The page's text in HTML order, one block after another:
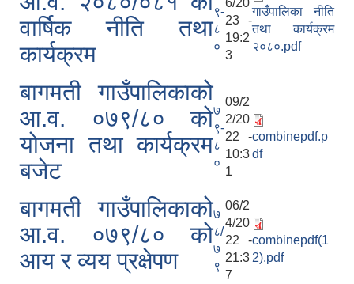
वार्षिक नीति तथा
कार्यक्रम
९-
८
०
23 -
19:2
3
गाउँपालिका नीति
तथा कार्यक्रम
२०८०.pdf
बागमती गाउँपालिकाको
आ.व. ०७९/८० को
योजना तथा कार्यक्रम
बजेट
७
९-
८
०
09/2
2/20
22 -
10:3
1
combinepdf.p
df
बागमती गाउँपालिकाको
आ.व. ०७९/८० को
आय र व्यय प्रक्षेपण
७
८/
७
९
06/2
4/20
22 -
21:3
7
combinepdf(1
2).pdf